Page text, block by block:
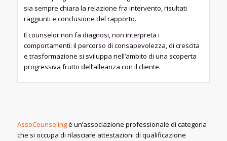
sia sempre chiara la relazione fra intervento, risultati
raggiunti e conclusione del rapporto.
Il counselor non fa diagnosi, non interpreta i
comportamenti: il percorso di consapevolezza, di crescita
e trasformazione si sviluppa nell’ambito di una scoperta
progressiva frutto dell’alleanza con il cliente.
AssoCounselingè un’associazione professionale di categoria
che si occupa di rilasciare attestazioni di qualificazione